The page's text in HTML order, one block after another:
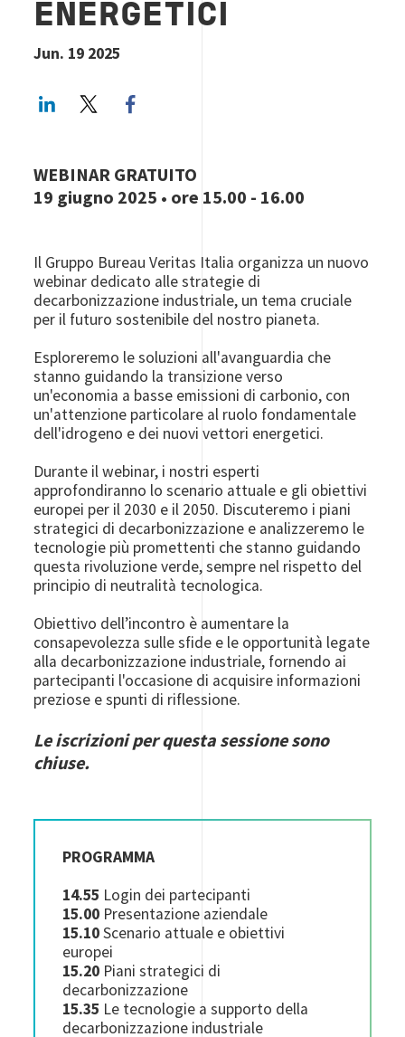
ENERGETICI
Jun. 19 2025
LinkedInTwitter
WEBINAR GRATUITO
19 giugno 2025 • ore 15.00 - 16.00
Il Gruppo Bureau Veritas Italia organizza un nuovo
webinar dedicato alle strategie di
decarbonizzazione industriale, un tema cruciale
per il futuro sostenibile del nostro pianeta.
Esploreremo le soluzioni all'avanguardia che
stanno guidando la transizione verso
un'economia a basse emissioni di carbonio, con
un'attenzione particolare al ruolo fondamentale
dell'idrogeno e dei nuovi vettori energetici.
Durante il webinar, i nostri esperti
approfondiranno lo scenario attuale e gli obiettivi
europei per il 2030 e il 2050. Discuteremo i piani
strategici di decarbonizzazione e analizzeremo le
tecnologie più promettenti che stanno guidando
questa rivoluzione verde, sempre nel rispetto del
principio di neutralità tecnologica.
Obiettivo dell’incontro è aumentare la
consapevolezza sulle sfide e le opportunità legate
alla decarbonizzazione industriale, fornendo ai
partecipanti l'occasione di acquisire informazioni
preziose e spunti di riflessione.
Le iscrizioni per questa sessione sono
chiuse.
PROGRAMMA
14.55 Login dei partecipanti
15.00 Presentazione aziendale
15.10Scenario attuale e obiettivi
europei
15.20 Piani strategici di
decarbonizzazione
15.35 Le tecnologie a supporto della
decarbonizzazione industriale